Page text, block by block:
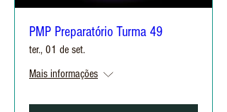
PMP Preparatório Turma 49
ter., 01 de set.
Mais informações